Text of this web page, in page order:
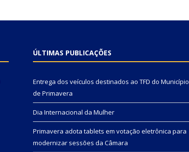
ÚLTIMAS PUBLICAÇÕES
Entrega dos veículos destinados ao TFD do Município
de Primavera
Dia Internacional da Mulher
Primavera adota tablets em votação eletrônica para
modernizar sessões da Câmara